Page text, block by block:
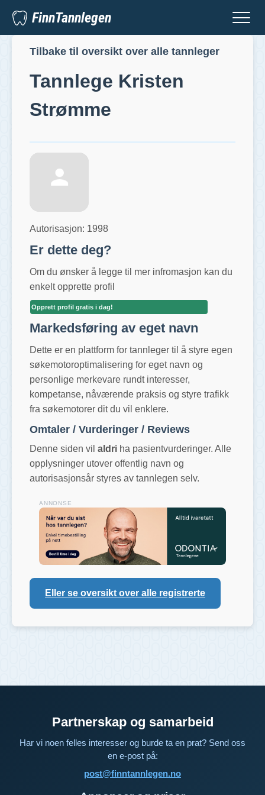
FinnTannlegen
Tilbake til oversikt over alle tannleger
Tannlege Kristen
Strømme
Autorisasjon: 1998
Er dette deg?
Om du ønsker å legge til mer infromasjon kan du
enkelt opprette profil
Opprett profil gratis i dag!
Markedsføring av eget navn
Dette er en plattform for tannleger til å styre egen
søkemotoroptimalisering for eget navn og
personlige merkevare rundt interesser,
kompetanse, nåværende praksis og styre trafikk
fra søkemotorer dit du vil enklere.
Omtaler / Vurderinger / Reviews
Denne siden vil aldri ha pasientvurderinger. Alle
opplysninger utover offentlig navn og
autorisasjonsår styres av tannlegen selv.
ANNONSE
Eller se oversikt over alle registrerte
Partnerskap og samarbeid
Har vi noen felles interesser og burde ta en prat? Send oss
en e-post på:
post@finntannlegen.no